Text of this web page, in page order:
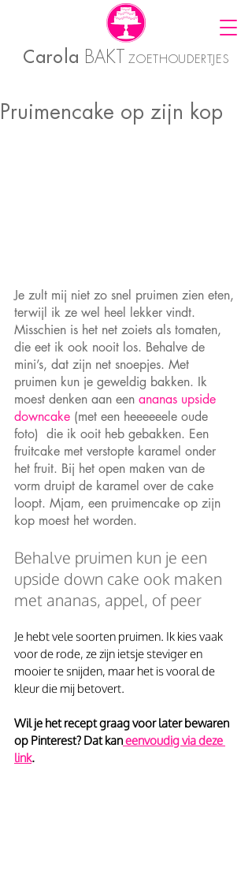
Carola BAKT ZOETHOUDERTJES
Pruimencake op zijn kop
Je zult mij niet zo snel pruimen zien eten,
terwijl ik ze wel heel lekker vindt.
Misschien is het net zoiets als tomaten,
die eet ik ook nooit los. Behalve de
mini’s, dat zijn net snoepjes. Met
pruimen kun je geweldig bakken. Ik
moest denken aan een ananas upside
downcake (met een heeeeeele oude
foto)  die ik ooit heb gebakken. Een
fruitcake met verstopte karamel onder
het fruit. Bij het open maken van de
vorm druipt de karamel over de cake
loopt. Mjam, een pruimencake op zijn
kop moest het worden.
Behalve pruimen kun je een
upside down cake ook maken
met ananas, appel, of peer
Je hebt vele soorten pruimen. Ik kies vaak
voor de rode, ze zijn ietsje steviger en
mooier te snijden, maar het is vooral de
kleur die mij betovert.
Wil je het recept graag voor later bewaren
op Pinterest? Dat kan eenvoudig via deze
link.